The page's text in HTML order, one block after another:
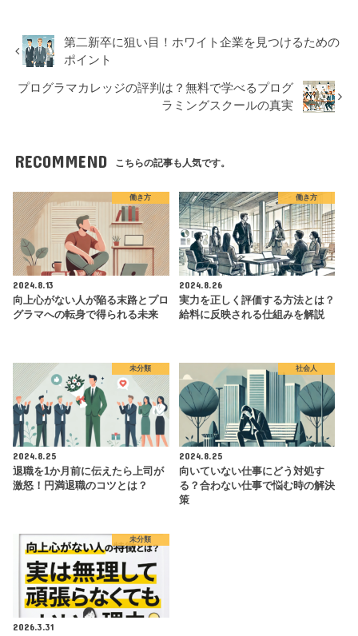
第二新卒に狙い目！ホワイト企業を見つけるための
ポイント
プログラマカレッジの評判は？無料で学べるプログ
ラミングスクールの真実
RECOMMEND こちらの記事も人気です。
働き方
2024.8.13
向上心がない人が陥る末路とプロ
グラマへの転身で得られる未来
働き方
2024.8.26
実力を正しく評価する方法とは？
給料に反映される仕組みを解説
未分類
2024.8.25
退職を1か月前に伝えたら上司が
激怒！円満退職のコツとは？
社会人
2024.8.25
向いていない仕事にどう対処す
る？合わない仕事で悩む時の解決
策
未分類
2026.3.31